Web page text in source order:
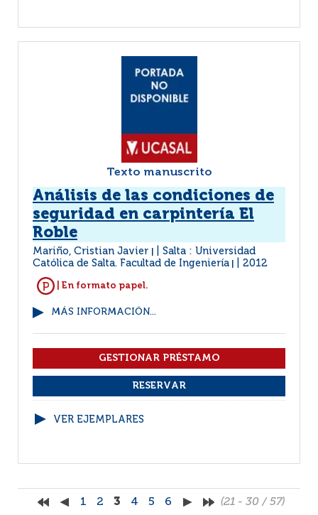
Texto manuscrito
Análisis de las condiciones de
seguridad en carpintería El
Roble
Mariño, Cristian Javier
Salta : Universidad
Católica de Salta. Facultad de Ingeniería
2012
| En formato papel.
MÁS INFORMACIÓN...
VER EJEMPLARES
1 2 3 4 5 6 (21 - 30 / 57)